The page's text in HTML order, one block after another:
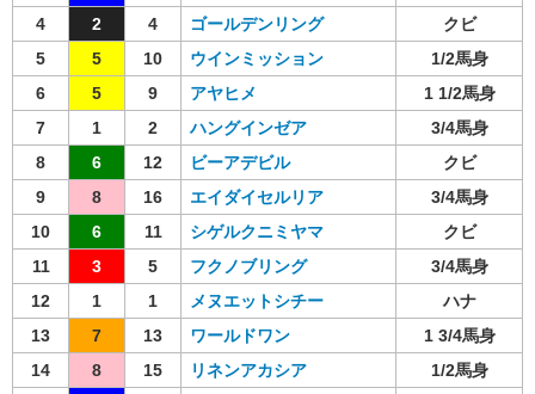
4
2 4 ゴールデンリング
クビ
5
5 10 ウインミッション
1/2馬身
6
5 9 アヤヒメ
1 1/2馬身
7
1 2 ハングインゼア
3/4馬身
8
6 12 ビーアデビル
クビ
9
8 16 エイダイセルリア
3/4馬身
10
6 11 シゲルクニミヤマ
クビ
11
3 5 フクノブリング
3/4馬身
12
1 1 メヌエットシチー
ハナ
13
7 13 ワールドワン
1 3/4馬身
14
8 15 リネンアカシア
1/2馬身